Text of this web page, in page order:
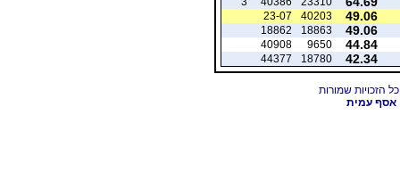
49.06
40203
23-07
49.06
18863
18862
44.84
9650
40908
42.34
18780
44377
אסף עמית